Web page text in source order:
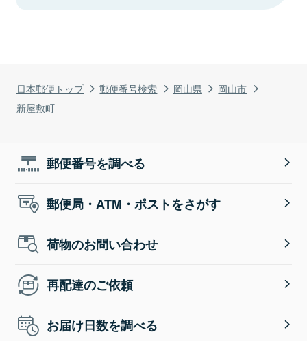
日本郵便トップ 郵便番号検索 岡山県
岡山市
新屋敷町
郵便番号を調べる
郵便局・ATM・ポストをさがす
荷物のお問い合わせ
再配達のご依頼
お届け日数を調べる